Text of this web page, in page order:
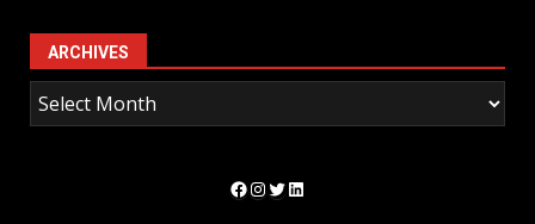
ARCHIVES
Facebook
Instagram
Twitter
LinkedIn